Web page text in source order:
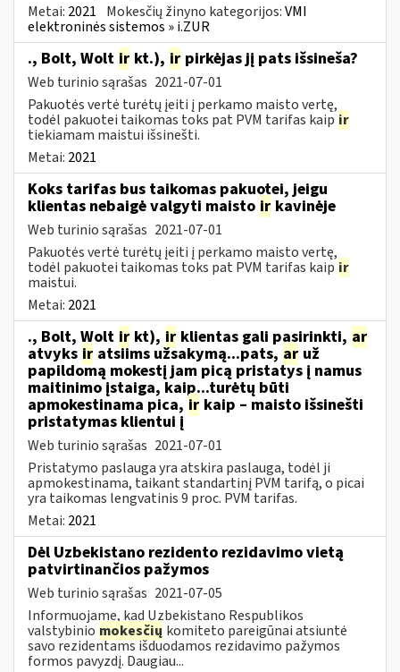
Metai: 2021 Mokesčių žinyno kategorijos:VMI
elektroninės sistemos » i.ZUR
., Bolt, Wolt ir kt.), ir pirkėjas jį pats išsineša?
Web turinio sąrašas 2021-07-01
Pakuotės vertė turėtų įeiti į perkamo maisto vertę,
todėl pakuotei taikomas toks pat PVM tarifas kaip ir
tiekiamam maistui išsinešti.
Metai: 2021
Koks tarifas bus taikomas pakuotei, jeigu
klientas nebaigė valgyti maisto ir kavinėje
Web turinio sąrašas 2021-07-01
Pakuotės vertė turėtų įeiti į perkamo maisto vertę,
todėl pakuotei taikomas toks pat PVM tarifas kaip ir
maistui.
Metai: 2021
., Bolt, Wolt ir kt), ir klientas gali pasirinkti, ar
atvyks ir atsiims užsakymą...pats, ar už
papildomą mokestį jam picą pristatys į namus
maitinimo įstaiga, kaip...turėtų būti
apmokestinama pica, ir kaip – maisto išsinešti
pristatymas klientui į
Web turinio sąrašas 2021-07-01
Pristatymo paslauga yra atskira paslauga, todėl ji
apmokestinama, taikant standartinį PVM tarifą, o picai
yra taikomas lengvatinis 9 proc. PVM tarifas.
Metai: 2021
Dėl Uzbekistano rezidento rezidavimo vietą
patvirtinančios pažymos
Web turinio sąrašas 2021-07-05
Informuojame, kad Uzbekistano Respublikos
valstybinio mokesčių komiteto pareigūnai atsiuntė
savo rezidentams išduodamos rezidavimo pažymos
formos pavyzdį. Daugiau...